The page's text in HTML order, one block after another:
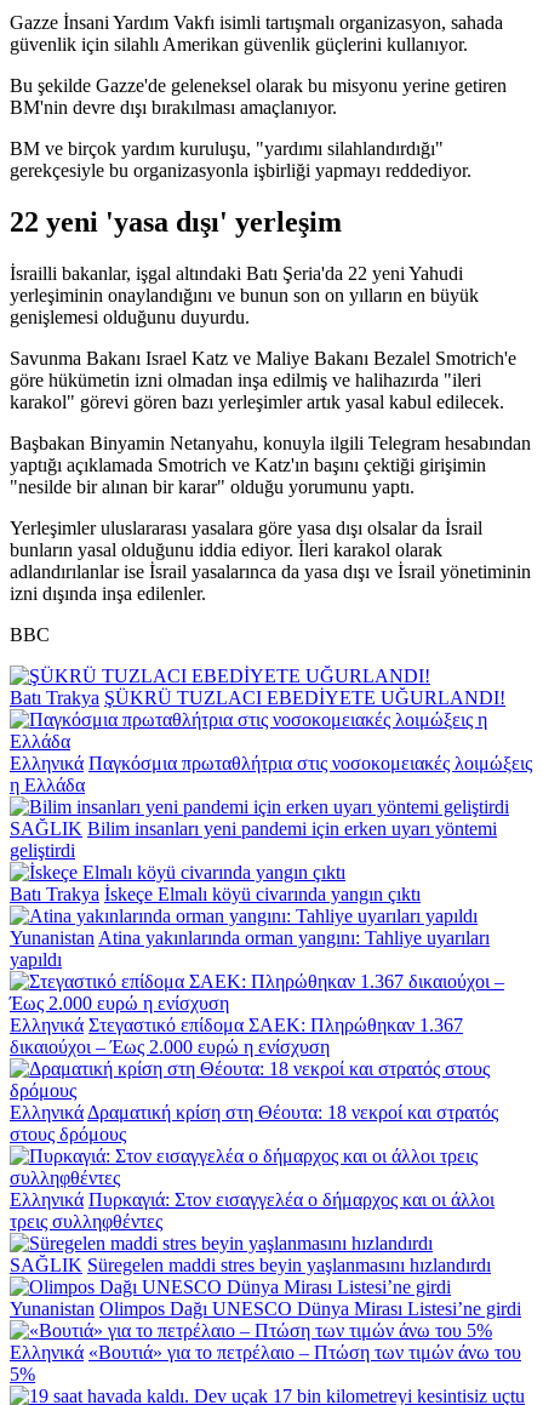
Gazze İnsani Yardım Vakfı isimli tartışmalı organizasyon, sahada
güvenlik için silahlı Amerikan güvenlik güçlerini kullanıyor.
Bu şekilde Gazze'de geleneksel olarak bu misyonu yerine getiren
BM'nin devre dışı bırakılması amaçlanıyor.
BM ve birçok yardım kuruluşu, "yardımı silahlandırdığı"
gerekçesiyle bu organizasyonla işbirliği yapmayı reddediyor.
22 yeni 'yasa dışı' yerleşim
İsrailli bakanlar, işgal altındaki Batı Şeria'da 22 yeni Yahudi
yerleşiminin onaylandığını ve bunun son on yılların en büyük
genişlemesi olduğunu duyurdu.
Savunma Bakanı Israel Katz ve Maliye Bakanı Bezalel Smotrich'e
göre hükümetin izni olmadan inşa edilmiş ve halihazırda "ileri
karakol" görevi gören bazı yerleşimler artık yasal kabul edilecek.
Başbakan Binyamin Netanyahu, konuyla ilgili Telegram hesabından
yaptığı açıklamada Smotrich ve Katz'ın başını çektiği girişimin
"nesilde bir alınan bir karar" olduğu yorumunu yaptı.
Yerleşimler uluslararası yasalara göre yasa dışı olsalar da İsrail
bunların yasal olduğunu iddia ediyor. İleri karakol olarak
adlandırılanlar ise İsrail yasalarınca da yasa dışı ve İsrail yönetiminin
izni dışında inşa edilenler.
BBC
Batı Trakya ŞÜKRÜ TUZLACI EBEDİYETE UĞURLANDI!
Ελληνικά Παγκόσμια πρωταθλήτρια στις νοσοκομειακές λοιμώξεις
η Ελλάδα
SAĞLIK Bilim insanları yeni pandemi için erken uyarı yöntemi
geliştirdi
Batı Trakya İskeçe Elmalı köyü civarında yangın çıktı
Yunanistan Atina yakınlarında orman yangını: Tahliye uyarıları
yapıldı
Ελληνικά Στεγαστικό επίδομα ΣΑΕΚ: Πληρώθηκαν 1.367
δικαιούχοι – Έως 2.000 ευρώ η ενίσχυση
Ελληνικά Δραματική κρίση στη Θέουτα: 18 νεκροί και στρατός
στους δρόμους
Ελληνικά Πυρκαγιά: Στον εισαγγελέα ο δήμαρχος και οι άλλοι
τρεις συλληφθέντες
SAĞLIK Süregelen maddi stres beyin yaşlanmasını hızlandırdı
Yunanistan Olimpos Dağı UNESCO Dünya Mirası Listesi’ne girdi
Ελληνικά «Βουτιά» για το πετρέλαιο – Πτώση των τιμών άνω του
5%